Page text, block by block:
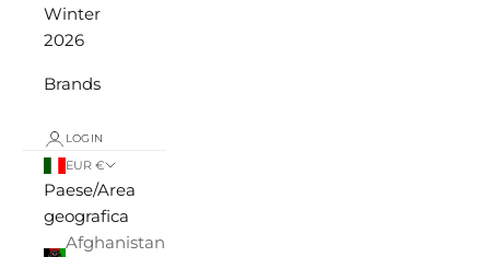
Winter
2026
Brands
LOGIN
EUR €
Paese/Area
geografica
Afghanistan